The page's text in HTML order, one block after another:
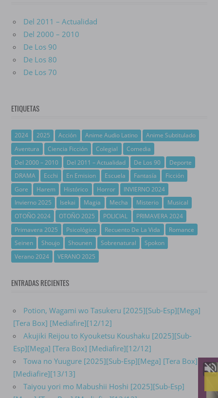
Del 2011 – Actualidad
Del 2000 – 2010
De Los 90
De Los 80
De Los 70
ETIQUETAS
2024 2025 Acción Anime Audio Latino
Anime Subtitulado
Aventura
Ciencia Ficción Colegial
Comedia
Del 2000 – 2010
Del 2011 – Actualidad De Los 90
Deporte
DRAMA
Ecchi En Emision Escuela Fantasía
Ficción
Gore
Harem Histórico Horror
INVIERNO 2024
Invierno 2025
Isekai Magia Mecha Misterio
Musical
OTOÑO 2024
OTOÑO 2025 POLICIAL
PRIMAVERA 2024
Primavera 2025
Psicológico Recuento De La Vida
Romance
Seinen
Shoujo Shounen Sobrenatural
Spokon
Verano 2024
VERANO 2025
ENTRADAS RECIENTES
Potion, Wagami wo Tasukeru [2025][Sub-Esp][Mega]
[Tera Box] [Mediafire][12/12]
Akujiki Reijou to Kyouketsu Koushaku [2025][Sub-
Esp][Mega] [Tera Box] [Mediafire][12/12]
Towa no Yuugure [2025][Sub-Esp][Mega] [Tera Box]
[Mediafire][13/13]
Taiyou yori mo Mabushii Hoshi [2025][Sub-Esp]